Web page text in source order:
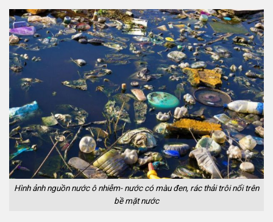
Hình ảnh nguồn nước ô nhiễm- nước có màu đen, rác thải trôi nổi trên
bề mặt nước